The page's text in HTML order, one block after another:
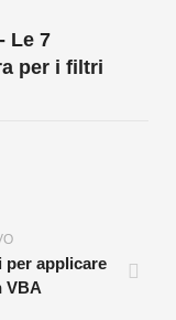
Le 7
per i filtri
per applicare
VBA